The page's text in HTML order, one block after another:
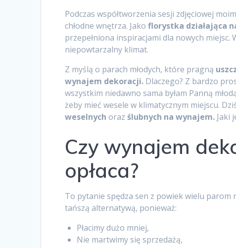
Podczas współtworzenia sesji zdjęciowej
chłodne wnętrza. Jakoflorystka działająca
przepełniona inspiracjami dla nowych miejsc.
niepowtarzalny klimat.
Z myślą o parach młodych, które pragną
wynajem dekoracji. Dlaczego? Z bardzo
wszystkim niedawno sama byłam Panną
żeby mieć wesele w klimatycznym miejscu.
weselnych oraz ślubnych na wynajem. Jaki
Czy wynajem
opłaca?
To pytanie spędza sen z powiek wielu parom
tańszą alternatywą, ponieważ:
Płacimy dużo mniej,
Nie martwimy się sprzedażą,